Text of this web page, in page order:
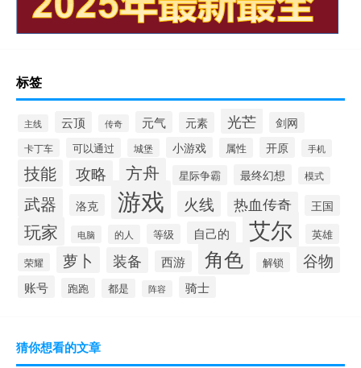
标签
主线 云顶 传奇 元气 元素 光芒 剑网
卡丁车 可以通过 城堡 小游戏 属性 开原 手机
技能 攻略 方舟 星际争霸 最终幻想 模式
武器 洛克 游戏 火线 热血传奇 王国
玩家 电脑 的人 等级 自己的 艾尔 英雄
荣耀 萝卜 装备 西游 角色 解锁 谷物
账号 跑跑 都是 阵容 骑士
猜你想看的文章